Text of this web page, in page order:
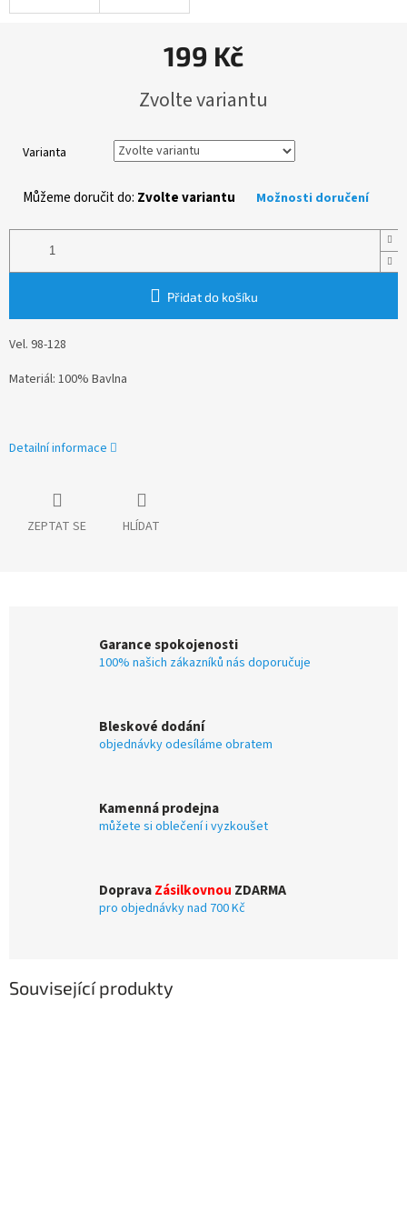
199 Kč
cena:
Zvolte variantu
Varianta
Můžeme doručit do: Zvolte variantu Možnosti doručení
Přidat do košíku
Vel. 98-128
Materiál: 100% Bavlna
Detailní informace
ZEPTAT SE HLÍDAT
Garance spokojenosti
100% našich zákazníků nás doporučuje
Bleskové dodání
objednávky odesíláme obratem
Kamenná prodejna
můžete si oblečení i vyzkoušet
DopravaZásilkovnou ZDARMA
pro objednávky nad 700 Kč
Související produkty